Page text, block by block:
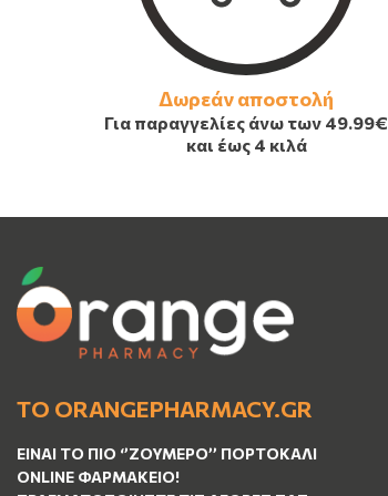
Δωρεάν αποστολή
Για παραγγελίες άνω των 49.99€
και έως 4 κιλά
ΤΟ ORANGEPHARMACY.GR
ΕΊΝΑΙ ΤO ΠΙΟ ‘’ΖΟΥΜΕΡΌ’’ ΠΟΡΤΟΚΑΛΊ
ΟNLINE ΦΑΡΜΑΚΕΊΟ!